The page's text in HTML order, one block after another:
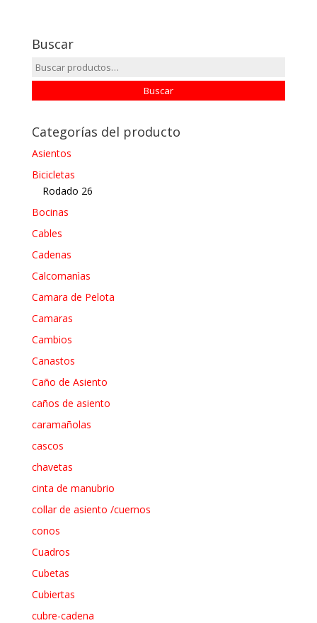
Buscar
Buscar
por:
Buscar
Categorías del producto
Asientos
Bicicletas
Rodado 26
Bocinas
Cables
Cadenas
Calcomanìas
Camara de Pelota
Camaras
Cambios
Canastos
Caño de Asiento
caños de asiento
caramañolas
cascos
chavetas
cinta de manubrio
collar de asiento /cuernos
conos
Cuadros
Cubetas
Cubiertas
cubre-cadena